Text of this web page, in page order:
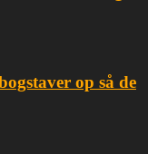
op så de